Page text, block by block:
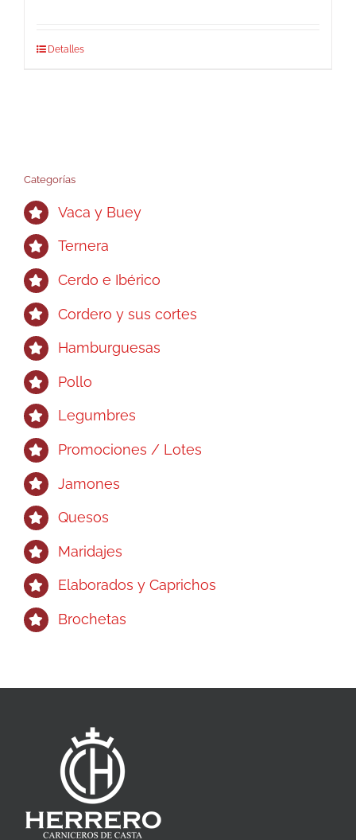
Detalles
Categorías
Vaca y Buey
Ternera
Cerdo e Ibérico
Cordero y sus cortes
Hamburguesas
Pollo
Legumbres
Promociones / Lotes
Jamones
Quesos
Maridajes
Elaborados y Caprichos
Brochetas